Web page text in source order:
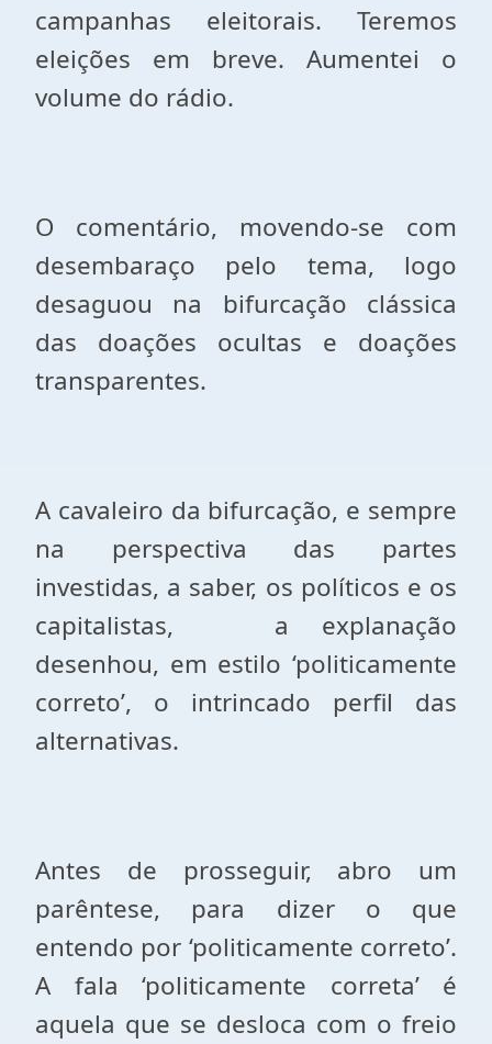
campanhas eleitorais. Teremos
eleições em breve. Aumentei o
volume do rádio.
O comentário, movendo-se com
desembaraço pelo tema, logo
desaguou na bifurcação clássica
das doações ocultas e doações
transparentes.
A cavaleiro da bifurcação, e sempre
na perspectiva das partes
investidas, a saber, os políticos e os
capitalistas,
a explanação
desenhou, em estilo ‘politicamente
correto’, o intrincado perfil das
alternativas.
Antes de prosseguir, abro um
parêntese, para dizer o que
entendo por ‘politicamente correto’.
A fala ‘politicamente correta’ é
aquela que se desloca com o freio